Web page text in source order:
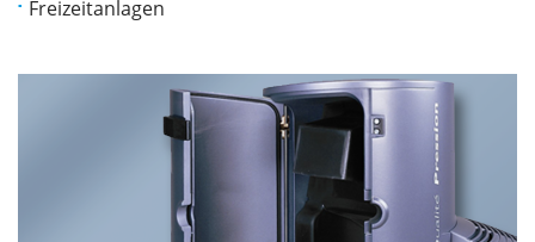
Freizeitanlagen